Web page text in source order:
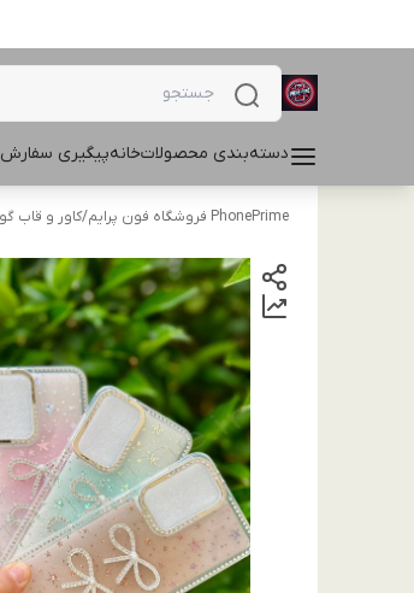
دسته‌بندی محصولاتخانهپیگیری سفارش
PhonePrime فروشگاه فون پرایم /کاور و قاب